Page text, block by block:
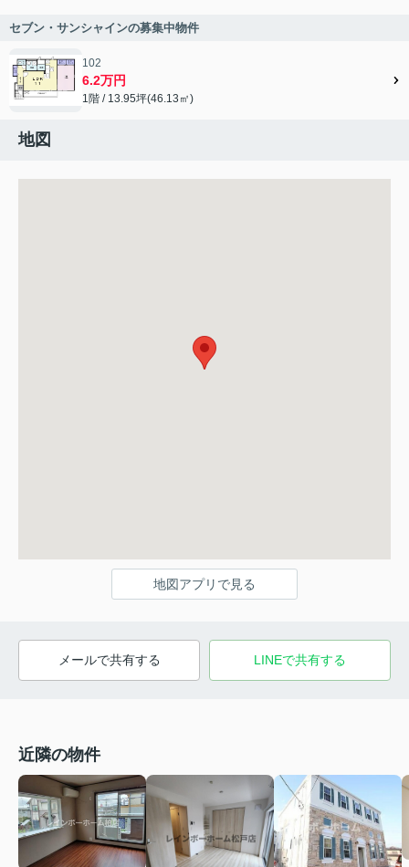
セブン・サンシャインの募集中物件
102
6.2万円
1階 / 13.95坪(46.13㎡)
地図
地図アプリで見る
メールで共有する LINEで共有する
近隣の物件